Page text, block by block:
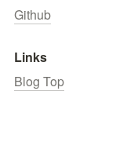
Github
Links
Blog Top